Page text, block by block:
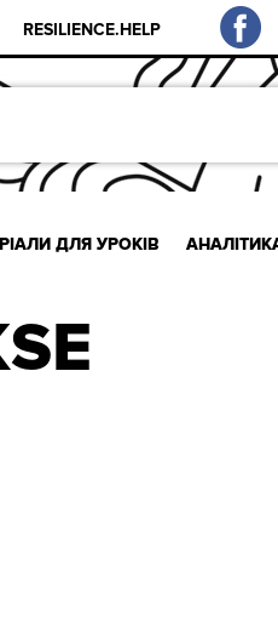
RESILIENCE.HELP
ДЛЯ УРОКІВ